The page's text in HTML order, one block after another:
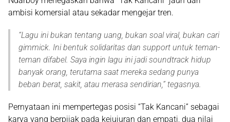
ambisi komersial atau sekadar mengejar tren.
“Lagu ini bukan tentang uang, bukan soal viral, bukan cari
gimmick. Ini bentuk solidaritas dan support untuk teman-
teman difabel. Saya ingin lagu ini jadi soundtrack hidup
banyak orang, terutama saat mereka sedang punya
beban berat, sakit, atau merasa sendirian ,” tegasnya.
Pernyataan ini mempertegas posisi “Tak Kancani” sebagai
karya yang berpijak pada kejujuran dan empati , dua nilai